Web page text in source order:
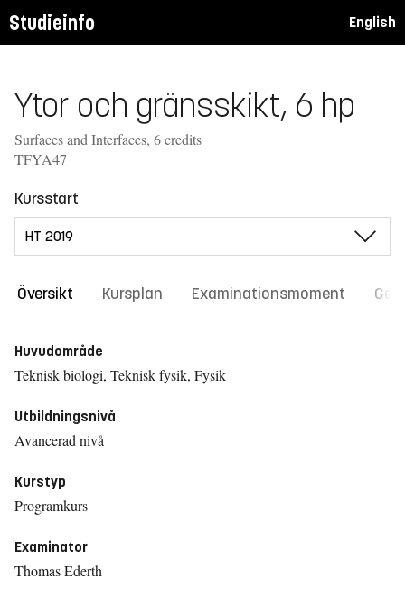
Studieinfo English
Ytor och gränsskikt, 6 hp
Surfaces and Interfaces, 6 credits
TFYA47
Kursstart
Översikt Kursplan Examinationsmoment
Huvudområde
Teknisk biologi, Teknisk fysik, Fysik
Utbildningsnivå
Avancerad nivå
Kurstyp
Programkurs
Examinator
Thomas Ederth